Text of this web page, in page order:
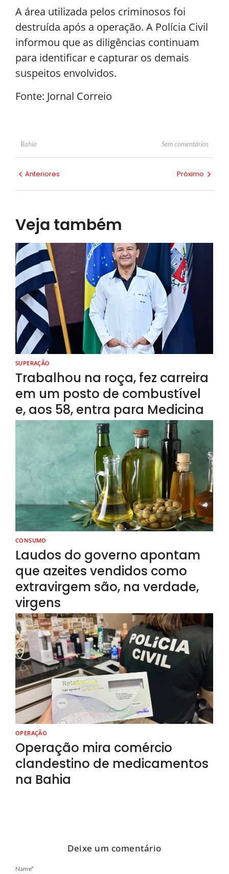
A área utilizada pelos criminosos foi
destruída após a operação. A Polícia Civil
informou que as diligências continuam
para identificar e capturar os demais
suspeitos envolvidos.
Fonte: Jornal Correio
Bahia Sem comentários
Anteriores Próximo
Veja também
SUPERAÇÃO
Trabalhou na roça, fez carreira
em um posto de combustível
e, aos 58, entra para Medicina
CONSUMO
Laudos do governo apontam
que azeites vendidos como
extravirgem são, na verdade,
virgens
OPERAÇÃO
Operação mira comércio
clandestino de medicamentos
na Bahia
Deixe um comentário
Name*